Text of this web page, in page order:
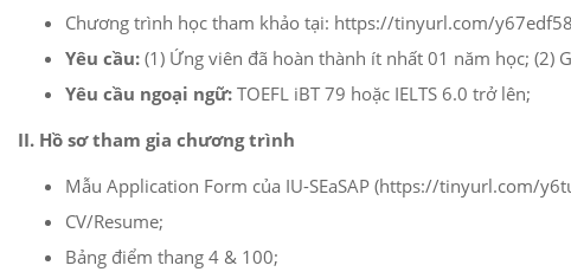
Chương trình học tham khảo tại: https://tinyurl.com/y67edf58
Yêu cầu: (1) Ứng viên đã hoàn thành ít nhất 01 năm học; (2)
Yêu cầu ngoại ngữ: TOEFL iBT 79 hoặc IELTS 6.0 trở lên;
II. Hồ sơ tham gia chương trình
Mẫu Application Form của IU-SEaSAP (https://tinyurl.com/
CV/Resume;
Bảng điểm thang 4 & 100;